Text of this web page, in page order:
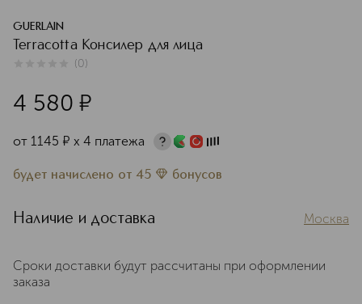
GUERLAIN
Terracotta Консилер для лица
(0)
4 580 ¤
от 1145 ¤ х 4 платежа
будет начислено от 45 бонусов
Наличие и доставка Москва
Сроки доставки будут рассчитаны при оформлении
заказа